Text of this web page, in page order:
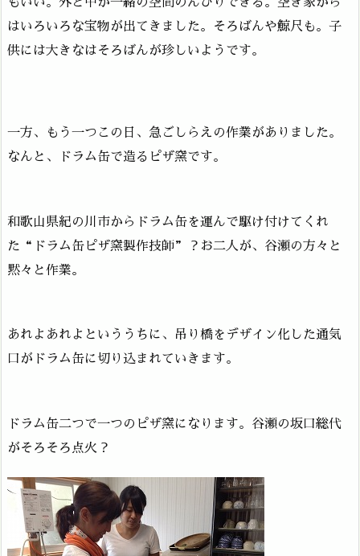
はいろいろな宝物が出てきました。そろばんや鯨尺も。子
供には大きなはそろばんが珍しいようです。
一方、もう一つこの日、急ごしらえの作業がありました。
なんと、ドラム缶で造るピザ窯です。
和歌山県紀の川市からドラム缶を運んで駆け付けてくれ
た“ドラム缶ピザ窯製作技師”？お二人が、谷瀬の方々と
黙々と作業。
あれよあれよといううちに、吊り橋をデザイン化した通気
口がドラム缶に切り込まれていきます。
ドラム缶二つで一つのピザ窯になります。谷瀬の坂口総代
がそろそろ点火？